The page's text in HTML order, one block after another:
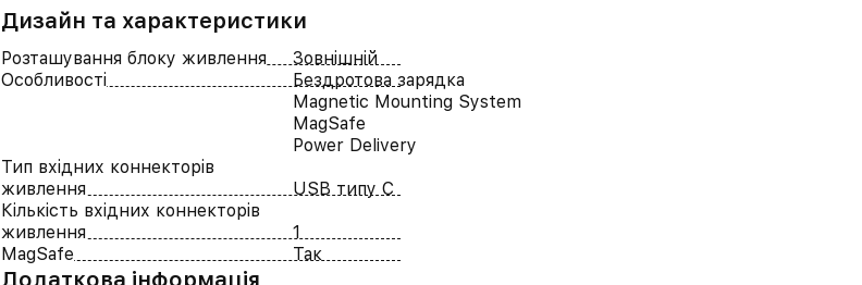
Дизайн та характеристики
Розташування блоку живлення
Зовнішній
Особливості
Бездротова зарядка
Magnetic Mounting System
MagSafe
Power Delivery
Тип вхідних коннекторів
живлення
USB типу C
Кількість вхідних коннекторів
живлення
1
MagSafe
Так
Додаткова інформація